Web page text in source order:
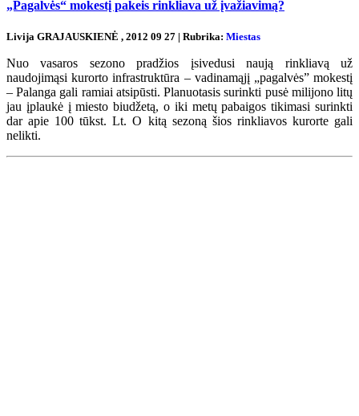
„Pagalvės“ mokestį pakeis rinkliava už įvažiavimą?
Livija GRAJAUSKIENĖ , 2012 09 27 | Rubrika: Miestas
Nuo vasaros sezono pradžios įsivedusi naują rinkliavą už
naudojimąsi kurorto infrastruktūra – vadinamąjį „pagalvės” mokestį
– Palanga gali ramiai atsipūsti. Planuotasis surinkti pusė milijono litų
jau įplaukė į miesto biudžetą, o iki metų pabaigos tikimasi surinkti
dar apie 100 tūkst. Lt. O kitą sezoną šios rinkliavos kurorte gali
nelikti.